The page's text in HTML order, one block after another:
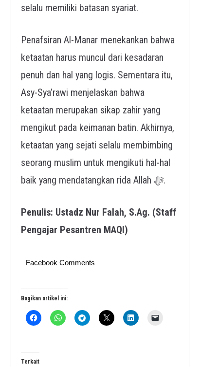
selalu memiliki batasan syariat.
Penafsiran Al-Manar menekankan bahwa
ketaatan harus muncul dari kesadaran
penuh dan hal yang logis. Sementara itu,
Asy-Sya’rawi menjelaskan bahwa
ketaatan merupakan sikap zahir yang
mengikut pada keimanan batin. Akhirnya,
ketaatan yang sejati selalu membimbing
seorang muslim untuk mengikuti hal-hal
baik yang mendatangkan rida Allah ﷻ.
Penulis: Ustadz Nur Falah, S.Ag. (Staff
Pengajar Pesantren MAQI)
Facebook Comments
Bagikan artikel ini:
Terkait